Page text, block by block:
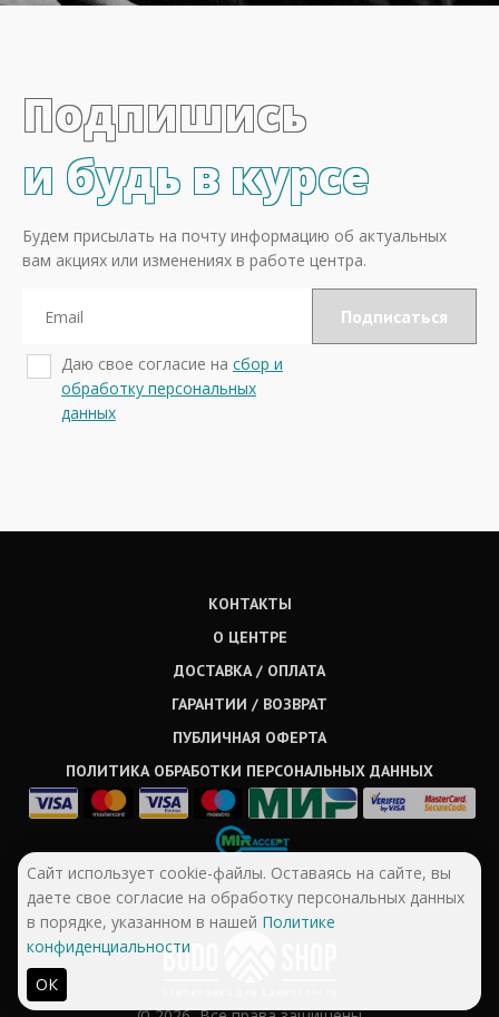
Подпишись
и будь в курсе
Будем присылать на почту информацию об актуальных
вам акциях или изменениях в работе центра.
Даю свое согласие на сбор и
обработку персональных
данных
КОНТАКТЫ
О ЦЕНТРЕ
ДОСТАВКА / ОПЛАТА
ГАРАНТИИ / ВОЗВРАТ
ПУБЛИЧНАЯ ОФЕРТА
ПОЛИТИКА ОБРАБОТКИ ПЕРСОНАЛЬНЫХ ДАННЫХ
Сайт использует cookie-файлы. Оставаясь на сайте, вы
даете свое согласие на обработку персональных данных
в порядке, указанном в нашей Политике
конфиденциальности
ОК